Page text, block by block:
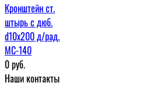
Кронштейн ст.
штырь с дюб.
d10x200 д/рад.
МС-140
0руб.
Наши контакты